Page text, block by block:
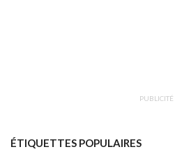
PUBLICITÉ
ÉTIQUETTES POPULAIRES